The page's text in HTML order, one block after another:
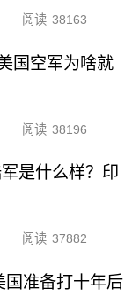
阅读 38163
国空军为啥就
阅读 38196
是什么样？印
阅读 37882
国准备打十年后